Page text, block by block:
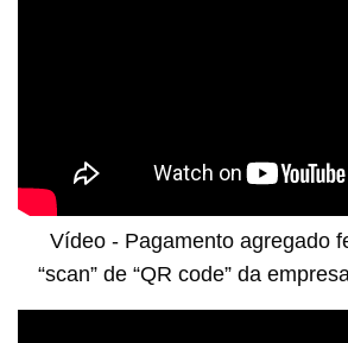
Vídeo - Pagamento agregado
“scan” de “QR code” da